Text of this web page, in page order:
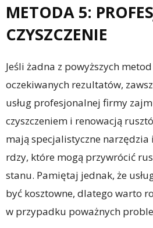
METODA 5:
CZYSZCZENIE
Jeśli żadna z powyższych
oczekiwanych rezultatów,
usług profesjonalnej firmy
czyszczeniem i renowacją
mają specjalistyczne
rdzy, które mogą przywrócić
stanu. Pamiętaj jednak, że
być kosztowne, dlatego warto
w przypadku poważnych